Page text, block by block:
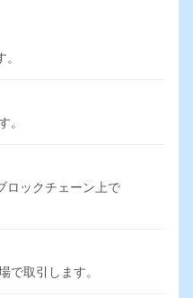
。
ロックチェーン上で
で取引します。